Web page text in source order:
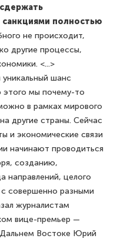
полностью
не происходит,
другие процессы,
<...>
шанс
этого мы почему-то
в рамках мирового
другие страны. Сейчас
и экономические связи
начинают проводиться
созданию,
направлений, целого
с совершенно разными
журналистам
вице-премьер —
Востоке Юрий